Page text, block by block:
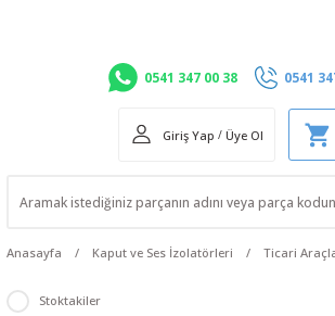
0541 347 00 38 0541
Giriş Yap / Üye Ol
Anasayfa Kaput ve Ses İzolatörleri Ticari
Stoktakiler